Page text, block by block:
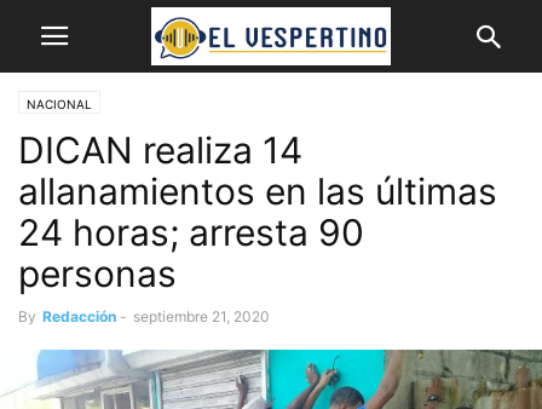
NACIONAL
DICAN realiza 14
allanamientos en las últimas
24 horas; arresta 90
personas
By Redacción - septiembre 21, 2020